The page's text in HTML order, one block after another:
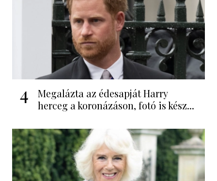
4
Megalázta az édesapját Harry
herceg a koronázáson, fotó is kész...